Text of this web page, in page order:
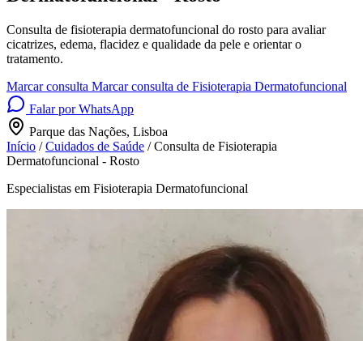
Consulta de fisioterapia dermatofuncional do rosto para avaliar
cicatrizes, edema, flacidez e qualidade da pele e orientar o
tratamento.
Marcar consulta Marcar consulta de Fisioterapia Dermatofuncional
Falar por WhatsApp
Parque das Nações, Lisboa
Início / Cuidados de Saúde / Consulta de Fisioterapia
Dermatofuncional - Rosto
Especialistas em Fisioterapia Dermatofuncional